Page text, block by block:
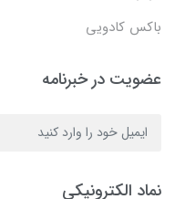
باکس کادویی
عضویت در خبرنامه
نماد الکترونیکی